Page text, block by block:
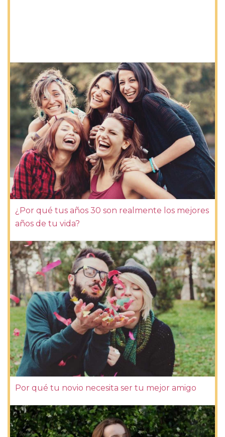
¿Por qué tus años 30 son realmente los mejores
años de tu vida?
Por qué tu novio necesita ser tu mejor amigo